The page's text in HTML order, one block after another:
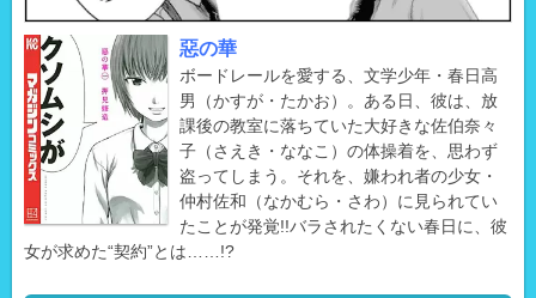
惡の華
ボードレールを愛する、文学少年・春日高
男（かすが・たかお）。ある日、彼は、放
課後の教室に落ちていた大好きな佐伯奈々
子（さえき・ななこ）の体操着を、思わず
盗ってしまう。それを、嫌われ者の少女・
仲村佐和（なかむら・さわ）に見られてい
たことが発覚!!バラされたくない春日に、彼
女が求めた“契約”とは……!?